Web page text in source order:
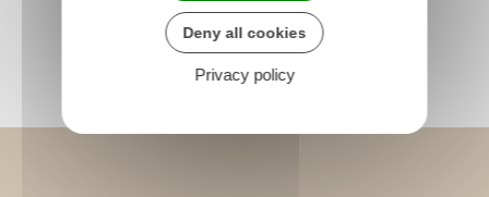
Deny all cookies
Privacy policy